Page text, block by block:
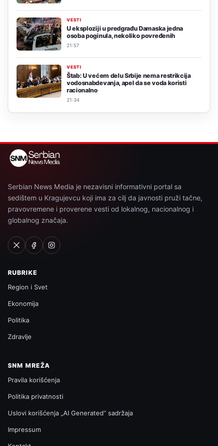
VESTI
U eksploziji u predgrađu Damaska jedna
osoba poginula, nekoliko povređenih
21:57
VESTI
Štab: U većem delu Srbije nema restrikcija
vodosnabdevanja, apel da se voda koristi
racionalno
21:34
Serbian News Media je nezavisni informativni portal sa
sedištem u Kragujevcu koji ima za cilj da javnosti pruži tačne,
pravovremene i proverene vesti od lokalnog, nacionalnog i
globalnog značaja.
RUBRIKE
Region i Svet
Ekonomija
Politika
Zdravlje
SNM MREŽA
Pravila korišćenja
Politika privatnosti
Uslovi korišćenja „AI Generated“ sadržaja
Impressum